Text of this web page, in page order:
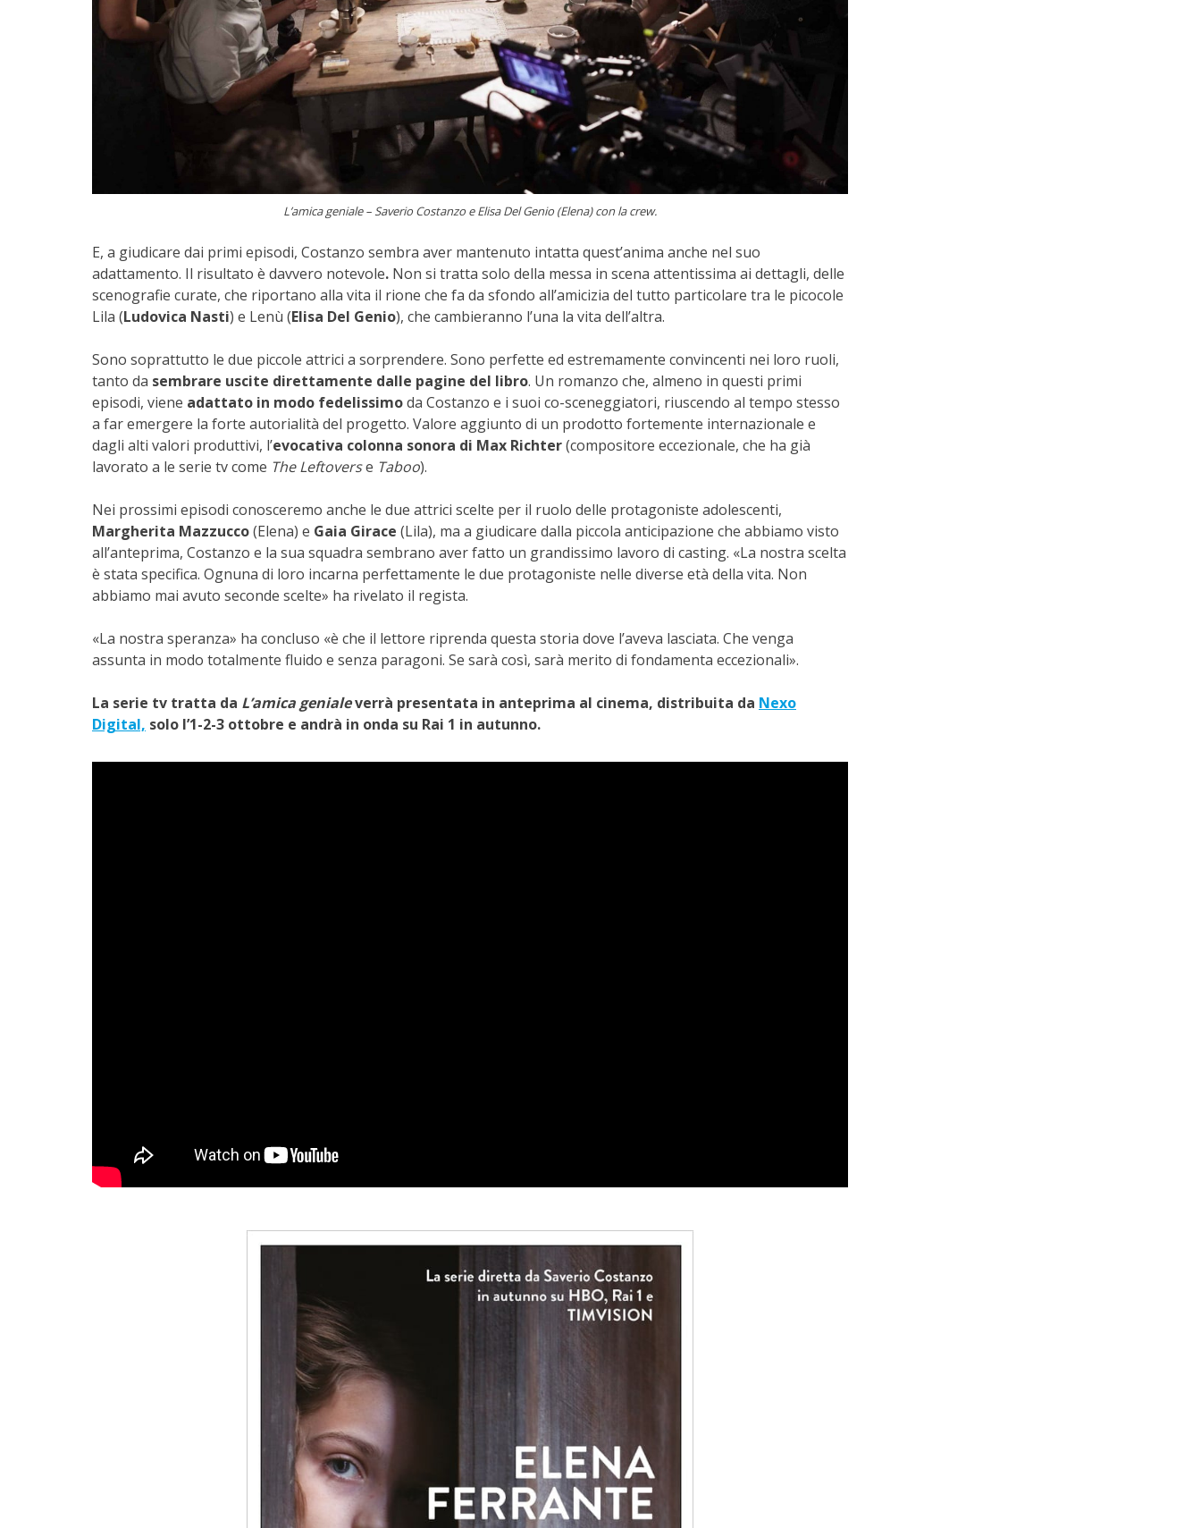
L’amica geniale – Saverio Costanzo e Elisa Del Genio (Elena) con la crew.
E, a giudicare dai primi episodi, Costanzo sembra aver mantenuto intatta quest’anima anche nel suo
adattamento. Il risultato è davvero notevole. Non si tratta solo della messa in scena attentissima ai dettagli, delle
scenografie curate, che riportano alla vita il rione che fa da sfondo all’amicizia del tutto particolare tra le picocole
Lila (Ludovica Nasti) e Lenù (Elisa Del Genio), che cambieranno l’una la vita dell’altra.
Sono soprattutto le due piccole attrici a sorprendere. Sono perfette ed estremamente convincenti nei loro ruoli,
tanto da sembrare uscite direttamente dalle pagine del libro. Un romanzo che, almeno in questi primi
episodi, viene adattato in modo fedelissimoda Costanzo e i suoi co-sceneggiatori, riuscendo al tempo stesso
a far emergere la forte autorialità del progetto. Valore aggiunto di un prodotto fortemente internazionale e
dagli alti valori produttivi, l’evocativa colonna sonora di Max Richter(compositore eccezionale, che ha già
lavorato a le serie tv come The Leftoverse Taboo).
Nei prossimi episodi conosceremo anche le due attrici scelte per il ruolo delle protagoniste adolescenti,
Margherita Mazzucco(Elena) e Gaia Girace (Lila), ma a giudicare dalla piccola anticipazione che abbiamo visto
all’anteprima, Costanzo e la sua squadra sembrano aver fatto un grandissimo lavoro di casting. «La nostra scelta
è stata specifica. Ognuna di loro incarna perfettamente le due protagoniste nelle diverse età della vita. Non
abbiamo mai avuto seconde scelte» ha rivelato il regista.
«La nostra speranza» ha concluso «è che il lettore riprenda questa storia dove l’aveva lasciata. Che venga
assunta in modo totalmente fluido e senza paragoni. Se sarà così, sarà merito di fondamenta eccezionali».
La serie tv tratta da L’amica genialeverrà presentata in anteprima al cinema, distribuita da Nexo
Digital, solo l’1-2-3 ottobre e andrà in onda su Rai 1 in autunno.